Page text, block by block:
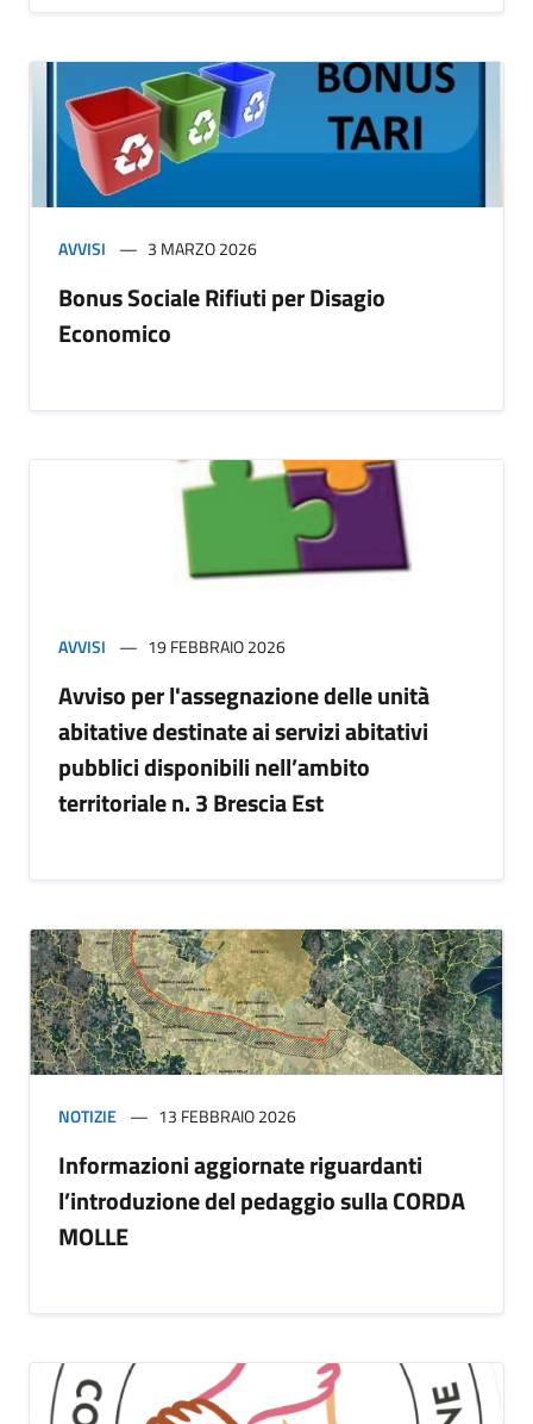
AVVISI 3 MARZO 2026
Bonus Sociale Rifiuti per Disagio
Economico
AVVISI 19 FEBBRAIO 2026
Avviso per l'assegnazione delle unità
abitative destinate ai servizi abitativi
pubblici disponibili nell’ambito
territoriale n. 3 Brescia Est
NOTIZIE 13 FEBBRAIO 2026
Informazioni aggiornate riguardanti
l’introduzione del pedaggio sulla CORDA
MOLLE